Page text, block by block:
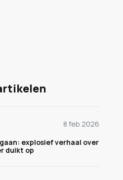
8 feb 2026
explosief verhaal over
duikt op